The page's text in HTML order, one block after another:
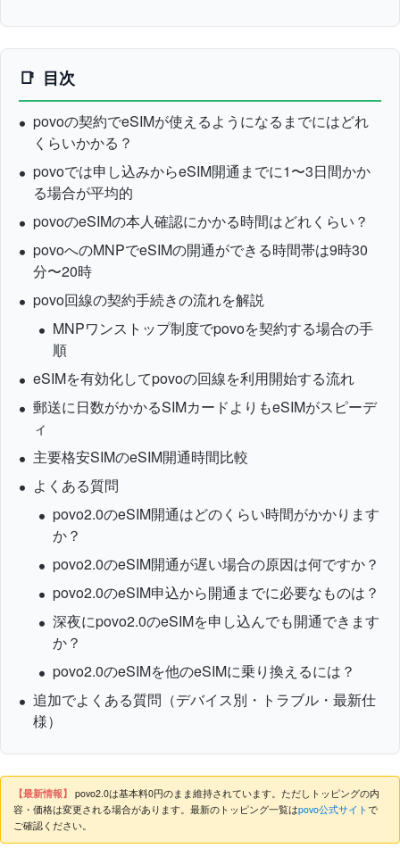
目次
povoの契約でeSIMが使えるようになるまでにはどれ
くらいかかる？
povoでは申し込みからeSIM開通までに1〜3日間かか
る場合が平均的
povoのeSIMの本人確認にかかる時間はどれくらい？
povoへのMNPでeSIMの開通ができる時間帯は9時30
分〜20時
povo回線の契約手続きの流れを解説
MNPワンストップ制度でpovoを契約する場合の手
順
eSIMを有効化してpovoの回線を利用開始する流れ
郵送に日数がかかるSIMカードよりもeSIMがスピーデ
ィ
主要格安SIMのeSIM開通時間比較
よくある質問
povo2.0のeSIM開通はどのくらい時間がかかります
か？
povo2.0のeSIM開通が遅い場合の原因は何ですか？
povo2.0のeSIM申込から開通までに必要なものは？
深夜にpovo2.0のeSIMを申し込んでも開通できます
か？
povo2.0のeSIMを他のeSIMに乗り換えるには？
追加でよくある質問（デバイス別・トラブル・最新仕
様）
【最新情報】 povo2.0は基本料0円のまま維持されています。ただしトッピングの内
容・価格は変更される場合があります。最新のトッピング一覧はpovo公式サイトで
ご確認ください。